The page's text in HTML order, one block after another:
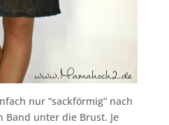
nur “sackförmig” nach
unter die Brust. Je